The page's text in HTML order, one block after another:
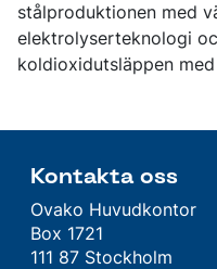
stålproduktionen med
elektrolyserteknologi
koldioxidutsläppen
Kontakta oss
Ovako Huvudkontor
Box 1721
111 87 Stockholm